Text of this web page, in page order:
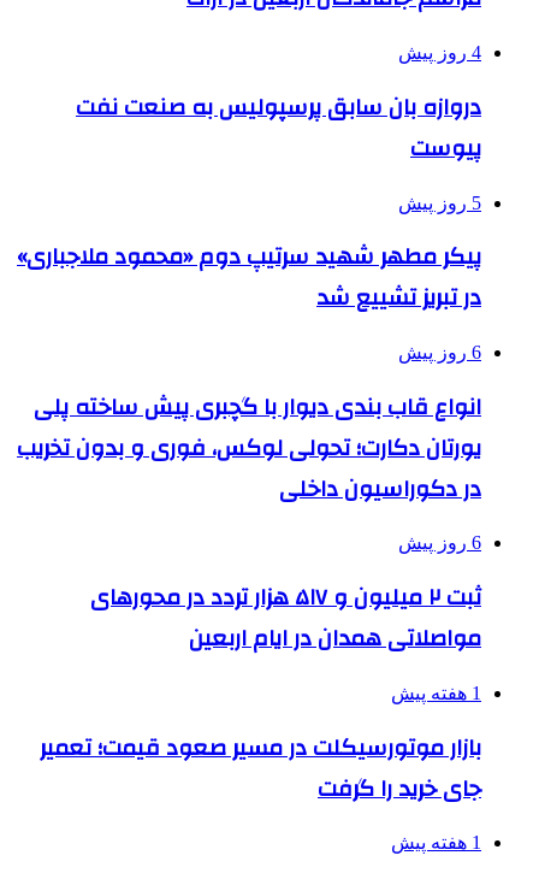
4 روز پیش
دروازه بان سابق پرسپولیس به صنعت نفت
پیوست
5 روز پیش
پیکر مطهر شهید سرتیپ دوم «محمود ملاجباری»
در تبریز تشییع شد
6 روز پیش
انواع قاب بندی دیوار با گچبری پیش ساخته پلی
یورتان دکارت؛ تحولی لوکس، فوری و بدون تخریب
در دکوراسیون داخلی
6 روز پیش
ثبت ۲ میلیون و ۵۱۷ هزار تردد در محورهای
مواصلاتی همدان در ایام اربعین
1 هفته پیش
بازار موتورسیکلت در مسیر صعود قیمت؛ تعمیر
جای خرید را گرفت
1 هفته پیش